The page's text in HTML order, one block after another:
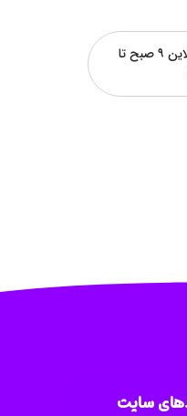
پشتیبانی آنلاین ۹ صبح تا
سایت